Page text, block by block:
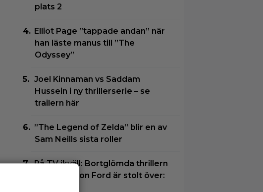
plats 2
Elliot Page ”tappade andan” när
han läste manus till ”The
Odyssey”
Joel Kinnaman vs Saddam
Hussein i ny thrillerserie – se
trailern här
”The Legend of Zelda” blir en av
Sam Neills sista roller
På TV ikväll: Bortglömda thrillern
som Harrison Ford är stolt över: